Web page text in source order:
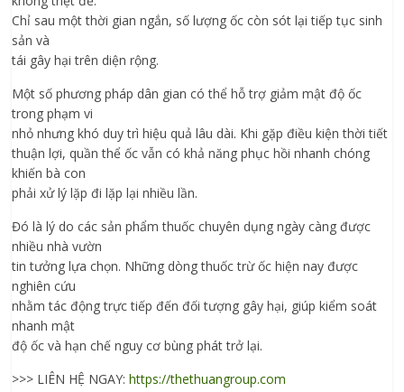
Chỉ sau một thời gian ngắn, số lượng ốc còn sót lại tiếp tục sinh
sản và
tái gây hại trên diện rộng.
Một số phương pháp dân gian có thể hỗ trợ giảm mật độ ốc
trong phạm vi
nhỏ nhưng khó duy trì hiệu quả lâu dài. Khi gặp điều kiện thời tiết
thuận lợi, quần thể ốc vẫn có khả năng phục hồi nhanh chóng
khiến bà con
phải xử lý lặp đi lặp lại nhiều lần.
Đó là lý do các sản phẩm thuốc chuyên dụng ngày càng được
nhiều nhà vườn
tin tưởng lựa chọn. Những dòng thuốc trừ ốc hiện nay được
nghiên cứu
nhằm tác động trực tiếp đến đối tượng gây hại, giúp kiểm soát
nhanh mật
độ ốc và hạn chế nguy cơ bùng phát trở lại.
>>> LIÊN HỆ NGAY:https://thethuangroup.com